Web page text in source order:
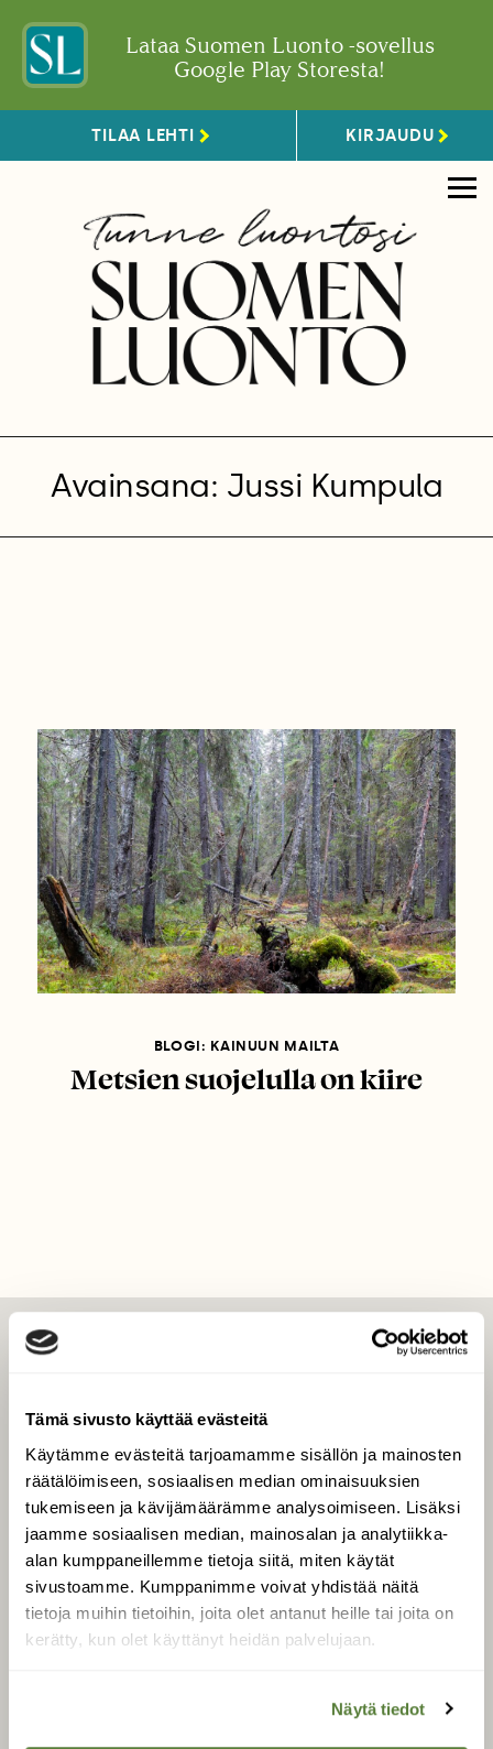
Tämä sivusto käyttää evästeitä
Käytämme evästeitä tarjoamamme sisällön ja mainosten
räätälöimiseen, sosiaalisen median ominaisuuksien
tukemiseen ja kävijämäärämme analysoimiseen. Lisäksi
jaamme sosiaalisen median, mainosalan ja analytiikka-
alan kumppaneillemme tietoja siitä, miten käytät
sivustoamme. Kumppanimme voivat yhdistää näitä
tietoja muihin tietoihin, joita olet antanut heille tai joita on
kerätty, kun olet käyttänyt heidän palvelujaan.
Näytä tiedot
Lataa Suomen Luonto -sovellus
Google Play Storesta!
TILAA LEHTI KIRJAUDU
Avainsana: Jussi Kumpula
BLOGI: KAINUUN MAILTA
Metsien suojelulla on kiire
Tilaa Suomen Luonto
Tilaa digilukuoikeus
Äänestä parasta juttua
Tilaa uutiskirje
SUOMEN LUONNON­
SUOJELU­LIITTO
kustantaja onSuomen